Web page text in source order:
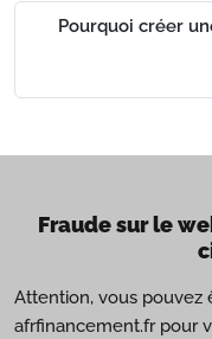
Pourquoi créer
Fraude sur le
Attention, vous pouvez
afrfinancement.fr pour